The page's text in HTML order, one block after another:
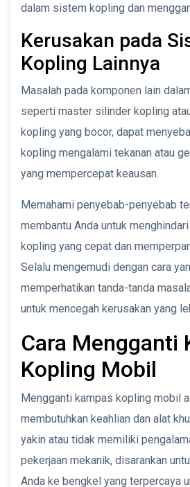
dalam sistem kopling dan
Kerusakan pada
Kopling Lainnya
Masalah pada komponen lain
seperti master silinder kopling
kopling yang bocor, dapat
kopling mengalami tekanan atau
yang mempercepat keausan.
Memahami penyebab-penyebab
membantu Anda untuk
kopling yang cepat dan
Selalu mengemudi dengan cara
memperhatikan tanda-tanda
untuk mencegah kerusakan yang
Cara Mengganti
Kopling Mobil
Mengganti kampas kopling mobil
membutuhkan keahlian dan alat
yakin atau tidak memiliki
pekerjaan mekanik, disarankan
Anda ke bengkel yang terpercaya